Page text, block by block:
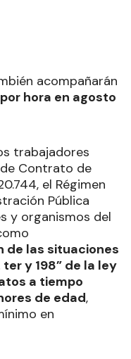
acompañarán
hora en agosto
trabajadores
Contrato de
el Régimen
Pública
y organismos del
de las situaciones
y 198” de la ley
a tiempo
de edad,
en